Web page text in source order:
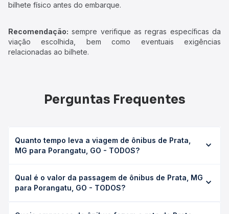
bilhete físico antes do embarque.
Recomendação: sempre verifique as regras específicas da
viação escolhida, bem como eventuais exigências
relacionadas ao bilhete.
Perguntas Frequentes
Quanto tempo leva a viagem de ônibus de Prata,
MG para Porangatu, GO - TODOS?
TODOS leva em média 0 horas, podendo variar conforme
a viação, o tipo de serviço (convencional, executivo ou
Qual é o valor da passagem de ônibus de Prata, MG
para Porangatu, GO - TODOS?